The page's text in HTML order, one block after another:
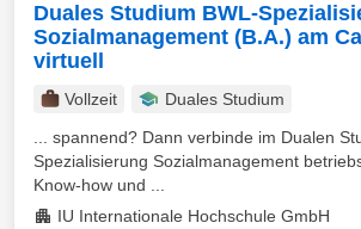
Duales Studium BWL-
Sozialmanagement (B.A.) am
virtuell
Vollzeit
Duales Studium
... spannend? Dann verbinde im Dualen
Spezialisierung Sozialmanagement
Know-how und ...
IU Internationale Hochschule GmbH